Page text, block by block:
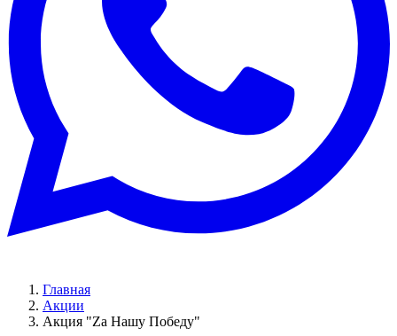
Главная
Акции
Акция "Za Нашу Победу"